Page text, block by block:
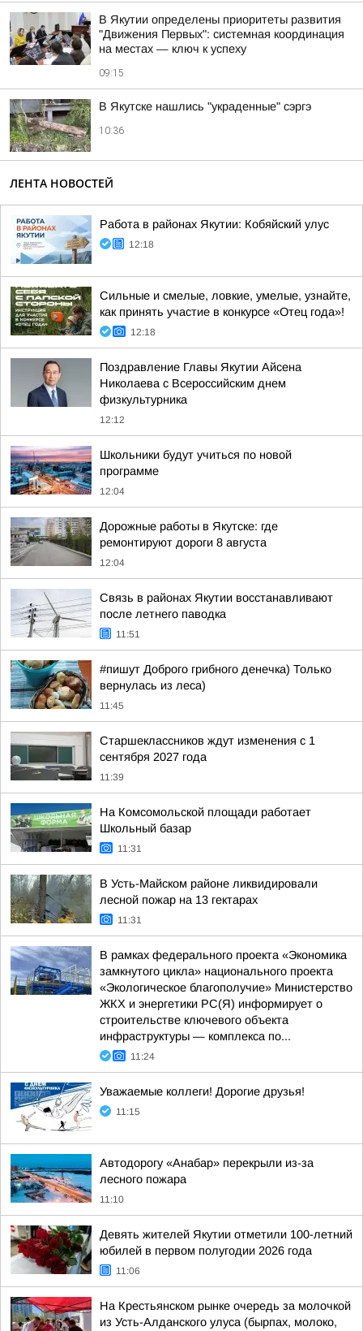
В Якутии определены приоритеты развития
"Движения Первых": системная координация
на местах — ключ к успеху
09:15
В Якутске нашлись "украденные" сэргэ
10:36
ЛЕНТА НОВОСТЕЙ
Работа в районах Якутии: Кобяйский улус
12:18
Сильные и смелые, ловкие, умелые, узнайте,
как принять участие в конкурсе «Отец года»!
12:18
Поздравление Главы Якутии Айсена
Николаева с Всероссийским днем
физкультурника
12:12
Школьники будут учиться по новой
программе
12:04
Дорожные работы в Якутске: где
ремонтируют дороги 8 августа
12:04
Связь в районах Якутии восстанавливают
после летнего паводка
11:51
#пишут Доброго грибного денечка) Только
вернулась из леса)
11:45
Старшеклассников ждут изменения с 1
сентября 2027 года
11:39
На Комсомольской площади работает
Школьный базар
11:31
В Усть-Майском районе ликвидировали
лесной пожар на 13 гектарах
11:31
В рамках федерального проекта «Экономика
замкнутого цикла» национального проекта
«Экологическое благополучие» Министерство
ЖКХ и энергетики РС(Я) информирует о
строительстве ключевого объекта
инфраструктуры — комплекса по...
11:24
Уважаемые коллеги! Дорогие друзья!
11:15
Автодорогу «Анабар» перекрыли из-за
лесного пожара
11:10
Девять жителей Якутии отметили 100-летний
юбилей в первом полугодии 2026 года
11:06
На Крестьянском рынке очередь за молочкой
из Усть-Алданского улуса (бырпах, молоко,